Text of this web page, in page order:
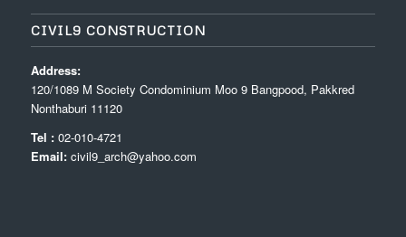
CIVIL9 CONSTRUCTION
Address:
120/1089 M Society Condominium Moo 9 Bangpood, Pakkred
Nonthaburi 11120
Tel :02-010-4721
Email: civil9_arch@yahoo.com